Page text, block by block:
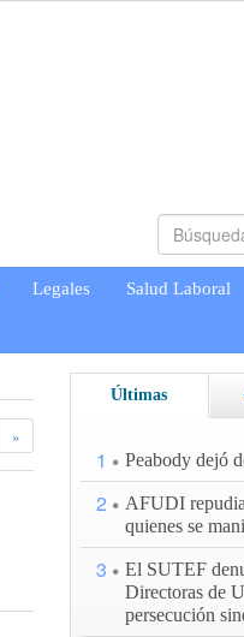
Legales Salud Laboral
»
Últimas
1 Peabody dejó
2
AFUDI
quienes se
3
El SUTEF
Directoras de
persecución